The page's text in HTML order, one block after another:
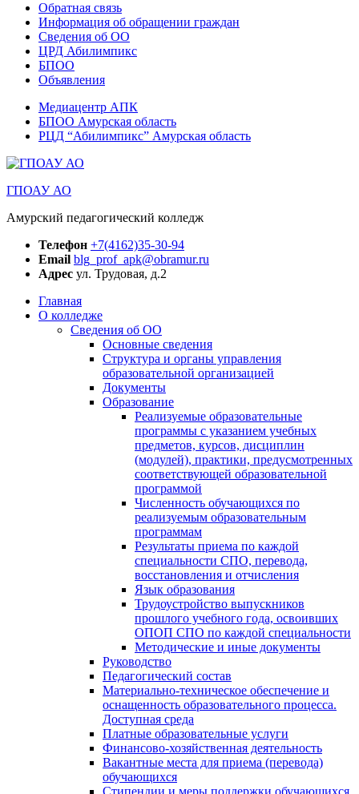
Обратная связь
Информация об обращении граждан
Сведения об ОО
ЦРД Абилимпикс
БПОО
Объявления
Медиацентр АПК
БПОО Амурская область
РЦД “Абилимпикс” Амурская область
ГПОАУ АО
Амурский педагогический колледж
Телефон +7(4162)35-30-94
Email blg_prof_apk@obramur.ru
Адрес ул. Трудовая, д.2
Главная
О колледже
Сведения об ОО
Основные сведения
Структура и органы управления
образовательной организацией
Документы
Образование
Реализуемые образовательные
программы с указанием учебных
предметов, курсов, дисциплин
(модулей), практики, предусмотренных
соответствующей образовательной
программой
Численность обучающихся по
реализуемым образовательным
программам
Результаты приема по каждой
специальности СПО, перевода,
восстановления и отчисления
Язык образования
Трудоустройство выпускников
прошлого учебного года, освоивших
ОПОП СПО по каждой специальности
Методические и иные документы
Руководство
Педагогический состав
Материально-техническое обеспечение и
оснащенность образовательного процесса.
Доступная среда
Платные образовательные услуги
Финансово-хозяйственная деятельность
Вакантные места для приема (перевода)
обучающихся
Стипендии и меры поддержки обучающихся